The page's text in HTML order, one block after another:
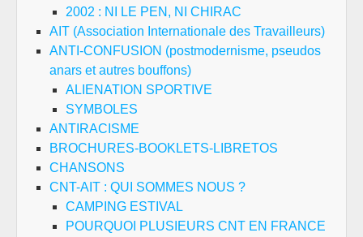
2002 : NI LE PEN, NI CHIRAC
AIT (Association Internationale des Travailleurs)
ANTI-CONFUSION (postmodernisme, pseudos
anars et autres bouffons)
ALIENATION SPORTIVE
SYMBOLES
ANTIRACISME
BROCHURES-BOOKLETS-LIBRETOS
CHANSONS
CNT-AIT : QUI SOMMES NOUS ?
CAMPING ESTIVAL
POURQUOI PLUSIEURS CNT EN FRANCE